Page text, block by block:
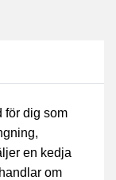
för dig som
en kedja
om